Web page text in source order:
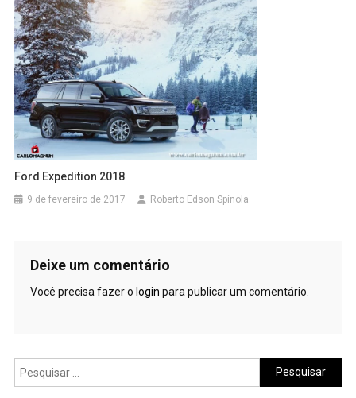
Ford Expedition 2018
9 de fevereiro de 2017 Roberto Edson Spínola
Deixe um comentário
Você precisa fazer o login para publicar um comentário.
Pesquisar
por: